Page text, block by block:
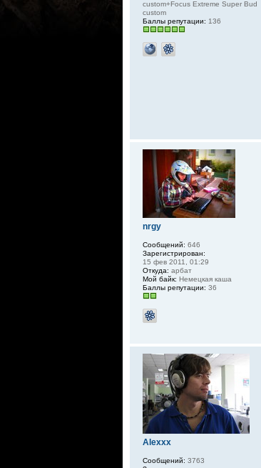
custom+Focus Extreme Super Bud
custom
Баллы репутации: 136
nrgy
Сообщений: 646
Зарегистрирован:
15 фев 2011, 01:29
Откуда: арбат
Мой байк: Немецкая каша
Баллы репутации: 36
Alexxx
Сообщений: 3763